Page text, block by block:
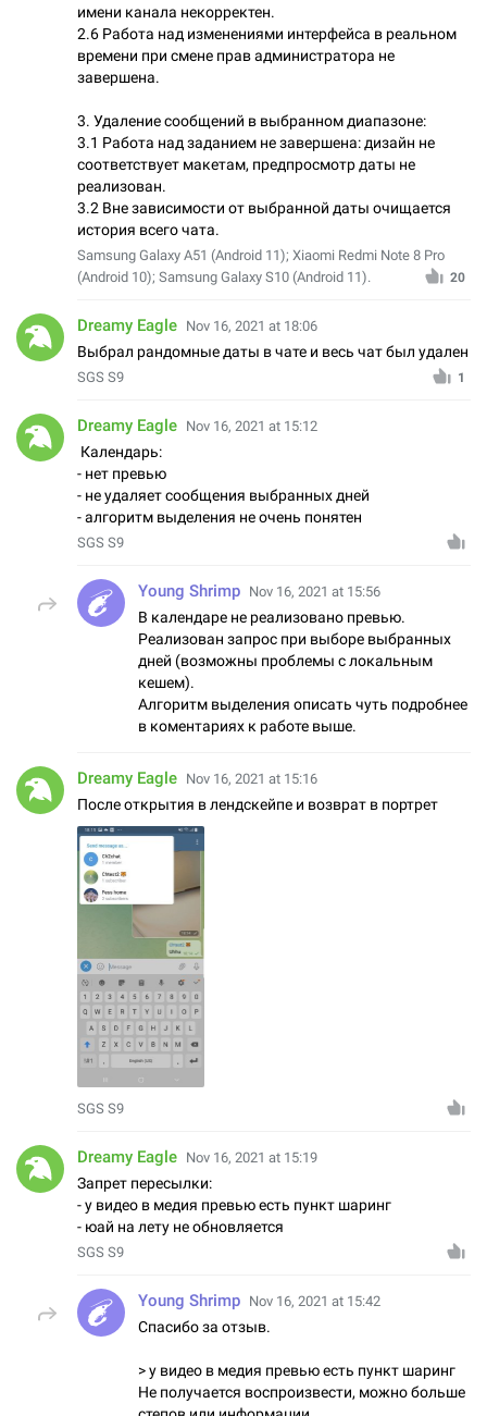
имени канала некорректен.
2.6 Работа над изменениями интерфейса в реальном
времени при смене прав администратора не
завершена.
3. Удаление сообщений в выбранном диапазоне:
3.1 Работа над заданием не завершена: дизайн не
соответствует макетам, предпросмотр даты не
реализован.
3.2 Вне зависимости от выбранной даты очищается
история всего чата.
Samsung Galaxy A51 (Android 11); Xiaomi Redmi Note 8 Pro
(Android 10); Samsung Galaxy S10 (Android 11).
20
Dreamy Eagle Nov 16, 2021 at 18:06
Выбрал рандомные даты в чате и весь чат был удален
SGS S9 1
Dreamy Eagle Nov 16, 2021 at 15:12
Календарь:
- нет превью
- не удаляет сообщения выбранных дней
- алгоритм выделения не очень понятен
SGS S9
Young Shrimp Nov 16, 2021 at 15:56
В календаре не реализовано превью.
Реализован запрос при выборе выбранных
дней (возможны проблемы с локальным
кешем).
Алгоритм выделения описать чуть подробнее
в коментариях к работе выше.
Dreamy Eagle Nov 16, 2021 at 15:16
После открытия в лендскейпе и возврат в портрет
SGS S9
Dreamy Eagle Nov 16, 2021 at 15:19
Запрет пересылки:
- у видео в медия превью есть пункт шаринг
- юай на лету не обновляется
SGS S9
Young Shrimp Nov 16, 2021 at 15:42
Спасибо за отзыв.
> у видео в медия превью есть пункт шаринг
Не получается воспроизвести, можно больше